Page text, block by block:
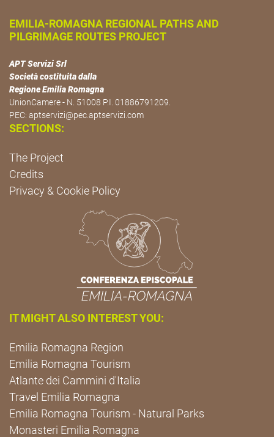
EMILIA-ROMAGNA REGIONAL PATHS AND
PILGRIMAGE ROUTES PROJECT
APT Servizi Srl
Società costituita dalla
Regione Emilia Romagna
UnionCamere - N. 51008 P.I. 01886791209.
PEC: aptservizi@pec.aptservizi.com
SECTIONS:
The Project
Credits
Privacy & Cookie Policy
IT MIGHT ALSO INTEREST YOU:
Emilia Romagna Region
Emilia Romagna Tourism
Atlante dei Cammini d'Italia
Travel Emilia Romagna
Emilia Romagna Tourism - Natural Parks
Monasteri Emilia Romagna